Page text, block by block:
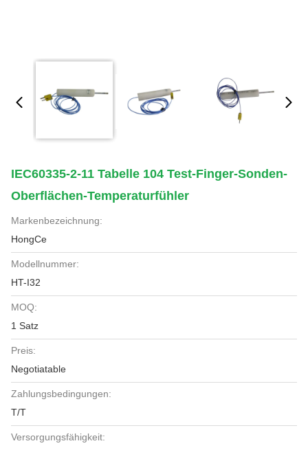
IEC60335-2-11 Tabelle 104 Test-Finger-Sonden-
Oberflächen-Temperaturfühler
Markenbezeichnung:
HongCe
Modellnummer:
HT-I32
MOQ:
1 Satz
Preis:
Negotiatable
Zahlungsbedingungen:
T/T
Versorgungsfähigkeit: